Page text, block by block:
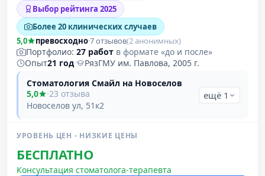
Выбор рейтинга 2025
Более 20 клинических случаев
5,0
превосходно·7 отзывов(2 анонимных)
Портфолио: 27 работ в формате «до и после»
Опыт21 год·
РязГМУ им. Павлова, 2005 г.
Стоматология Смайл на Новоселов
5,0
·23 отзыва
Новоселов ул, 51к2
ещё 1
УРОВЕНЬ ЦЕН - НИЗКИЕ ЦЕНЫ
БЕСПЛАТНО
Консультация стоматолога-терапевта